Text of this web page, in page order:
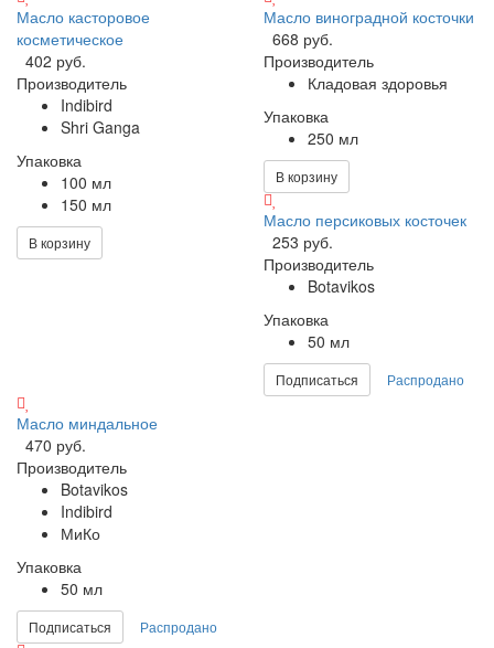
Масло касторовое
косметическое
402 руб.
Производитель
Indibird
Shri Ganga
Упаковка
100 мл
150 мл
В корзину
Масло виноградной косточки
668 руб.
Производитель
Кладовая здоровья
Упаковка
250 мл
В корзину
Масло персиковых косточек
253 руб.
Производитель
Botavikos
Упаковка
50 мл
Подписаться Распродано
Масло миндальное
470 руб.
Производитель
Botavikos
Indibird
МиКо
Упаковка
50 мл
Подписаться Распродано